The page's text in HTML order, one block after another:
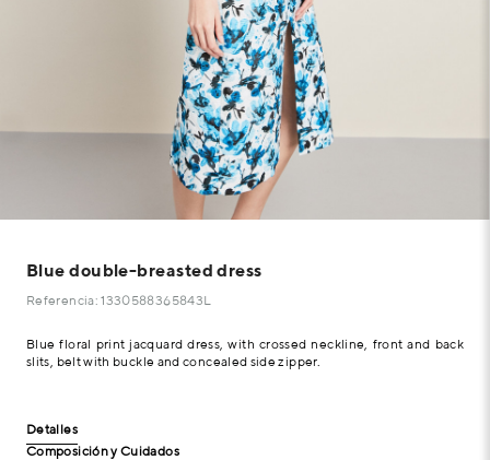
Blue double-breasted dress
Referencia: 1330588365843L
Blue floral print jacquard dress, with crossed neckline, front and back
slits, belt with buckle and concealed side zipper.
Detalles
Composición y Cuidados